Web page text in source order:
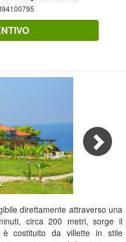
direttamente attraverso una
circa 200 metri, sorge il
è costituito da villette in stile